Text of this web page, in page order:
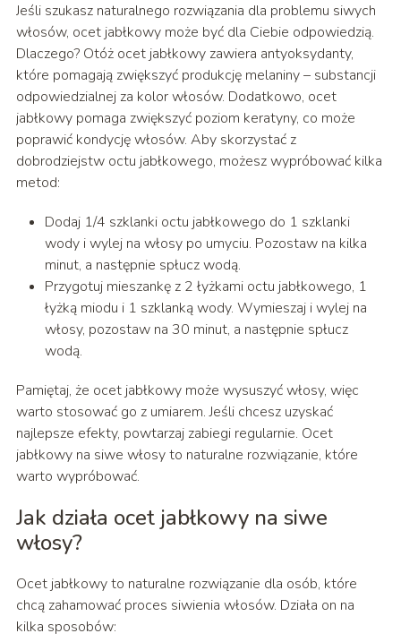
Jeśli szukasz naturalnego rozwiązania dla problemu siwych
włosów, ocet jabłkowy może być dla Ciebie odpowiedzią.
Dlaczego? Otóż ocet jabłkowy zawiera antyoksydanty,
które pomagają zwiększyć produkcję melaniny – substancji
odpowiedzialnej za kolor włosów. Dodatkowo, ocet
jabłkowy pomaga zwiększyć poziom keratyny, co może
poprawić kondycję włosów. Aby skorzystać z
dobrodziejstw octu jabłkowego, możesz wypróbować kilka
metod:
Dodaj 1/4 szklanki octu jabłkowego do 1 szklanki
wody i wylej na włosy po umyciu. Pozostaw na kilka
minut, a następnie spłucz wodą.
Przygotuj mieszankę z 2 łyżkami octu jabłkowego, 1
łyżką miodu i 1 szklanką wody. Wymieszaj i wylej na
włosy, pozostaw na 30 minut, a następnie spłucz
wodą.
Pamiętaj, że ocet jabłkowy może wysuszyć włosy, więc
warto stosować go z umiarem. Jeśli chcesz uzyskać
najlepsze efekty, powtarzaj zabiegi regularnie. Ocet
jabłkowy na siwe włosy to naturalne rozwiązanie, które
warto wypróbować.
Jak działa ocet jabłkowy na siwe
włosy?
Ocet jabłkowy to naturalne rozwiązanie dla osób, które
chcą zahamować proces siwienia włosów. Działa on na
kilka sposobów: